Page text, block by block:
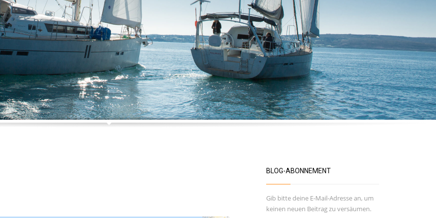
BLOG-ABONNEMENT
Gib bitte deine E-Mail-Adresse an, um
keinen neuen Beitrag zu versäumen.